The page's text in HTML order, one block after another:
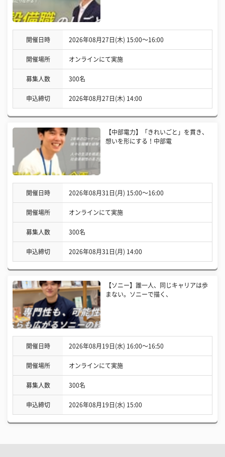
開催日時 2026年08月27日(木) 15:00〜16:00
開催場所 オンラインにて実施
募集人数 300名
申込締切 2026年08月27日(木) 14:00
【中部電力】「きれいごと」を貫き、
想いを形にする！中部電
開催日時 2026年08月31日(月) 15:00〜16:00
開催場所 オンラインにて実施
募集人数 300名
申込締切 2026年08月31日(月) 14:00
【ソニー】誰一人、同じキャリアは歩
まない。ソニーで描く、
開催日時 2026年08月19日(水) 16:00〜16:50
開催場所 オンラインにて実施
募集人数 300名
申込締切 2026年08月19日(水) 15:00